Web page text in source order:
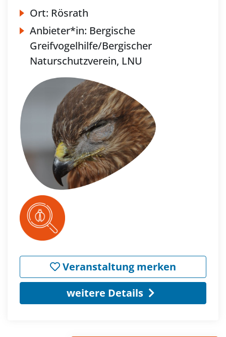
Ort: Rösrath
Anbieter*in: Bergische
Greifvogelhilfe/Bergischer
Naturschutzverein, LNU
Veranstaltung merken
weitere Details